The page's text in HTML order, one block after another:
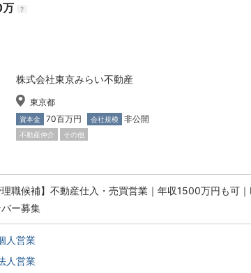
?
株式会社東京みらい不動産
東京都
資本金 70百万円 会社規模 非公開
不動産仲介 その他
理職候補】不動産仕入・売買営業｜年収1500万円も可
バー募集
人営業
人営業